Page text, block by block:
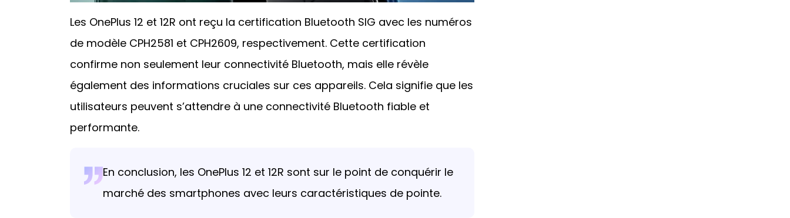
Les OnePlus 12 et 12R ont reçu la certification Bluetooth SIG avec les numéros
de modèle CPH2581 et CPH2609, respectivement. Cette certification
confirme non seulement leur connectivité Bluetooth, mais elle révèle
également des informations cruciales sur ces appareils. Cela signifie que les
utilisateurs peuvent s’attendre à une connectivité Bluetooth fiable et
performante.
En conclusion, les OnePlus 12 et 12R sont sur le point de conquérir le
marché des smartphones avec leurs caractéristiques de pointe.